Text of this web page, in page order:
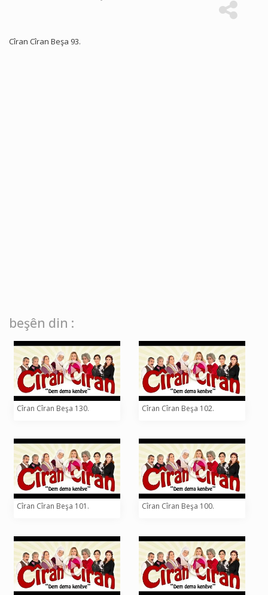
Cîran Cîran Beşa 93.
beşên din :
Cîran Cîran Beşa 130. Cîran Cîran Beşa 102.
Cîran Cîran Beşa 101. Cîran Cîran Beşa 100.